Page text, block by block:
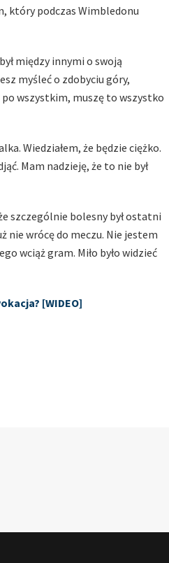
który podczas Wimbledonu
między innymi o swoją
myśleć o zdobyciu góry,
wszystkim, muszę to wszystko
Wiedziałem, że będzie ciężko.
Mam nadzieję, że to nie był
szczególnie bolesny był ostatni
nie wrócę do meczu. Nie jestem
wciąż gram. Miło było widzieć
[WIDEO]